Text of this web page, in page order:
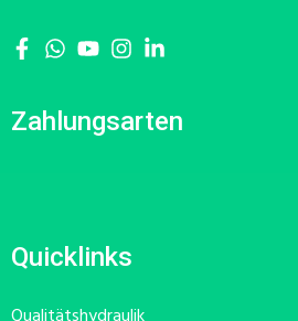
Zahlungsarten
Quicklinks